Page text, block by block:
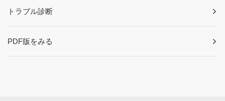
トラブル診断
PDF版をみる